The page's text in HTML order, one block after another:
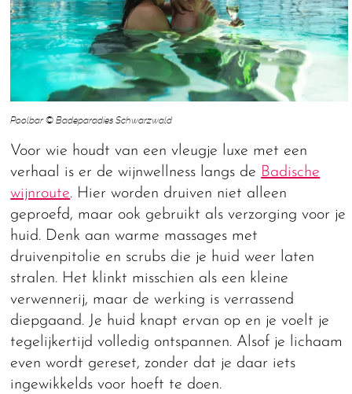
Poolbar © Badeparadies Schwarzwald
Voor wie houdt van een vleugje luxe met een
verhaal is er de wijnwellness langs de Badische
wijnroute. Hier worden druiven niet alleen
geproefd, maar ook gebruikt als verzorging voor je
huid. Denk aan warme massages met
druivenpitolie en scrubs die je huid weer laten
stralen. Het klinkt misschien als een kleine
verwennerij, maar de werking is verrassend
diepgaand. Je huid knapt ervan op en je voelt je
tegelijkertijd volledig ontspannen. Alsof je lichaam
even wordt gereset, zonder dat je daar iets
ingewikkelds voor hoeft te doen.